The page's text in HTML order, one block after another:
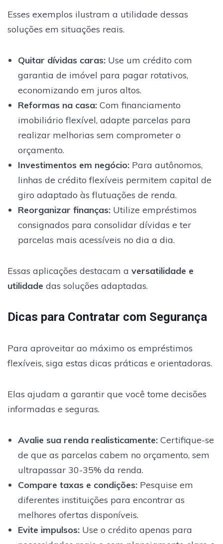
Esses exemplos ilustram a utilidade dessas
soluções em situações reais.
Quitar dívidas caras:Use um crédito com
garantia de imóvel para pagar rotativos,
economizando em juros altos.
Reformas na casa:Com financiamento
imobiliário flexível, adapte parcelas para
realizar melhorias sem comprometer o
orçamento.
Investimentos em negócio:Para autônomos,
linhas de crédito flexíveis permitem capital de
giro adaptado às flutuações de renda.
Reorganizar finanças:Utilize empréstimos
consignados para consolidar dívidas e ter
parcelas mais acessíveis no dia a dia.
Essas aplicações destacam a versatilidade e
utilidade das soluções adaptadas.
Dicas para Contratar com Segurança
Para aproveitar ao máximo os empréstimos
flexíveis, siga estas dicas práticas e orientadoras.
Elas ajudam a garantir que você tome decisões
informadas e seguras.
Avalie sua renda realisticamente:Certifique-se
de que as parcelas cabem no orçamento, sem
ultrapassar 30-35% da renda.
Compare taxas e condições:Pesquise em
diferentes instituições para encontrar as
melhores ofertas disponíveis.
Evite impulsos:Use o crédito apenas para